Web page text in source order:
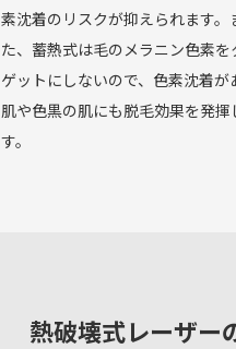
素沈着のリスクが抑えられます。
た、蓄熱式は毛のメラニン色素を
ゲットにしないので、色素沈着が
肌や色黒の肌にも脱毛効果を発揮
す。
熱破壊式レーザー